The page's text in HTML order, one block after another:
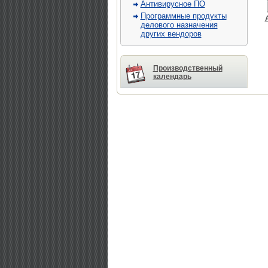
Антивирусное ПО
Программные продукты
делового назначения
других вендоров
Производственный
календарь